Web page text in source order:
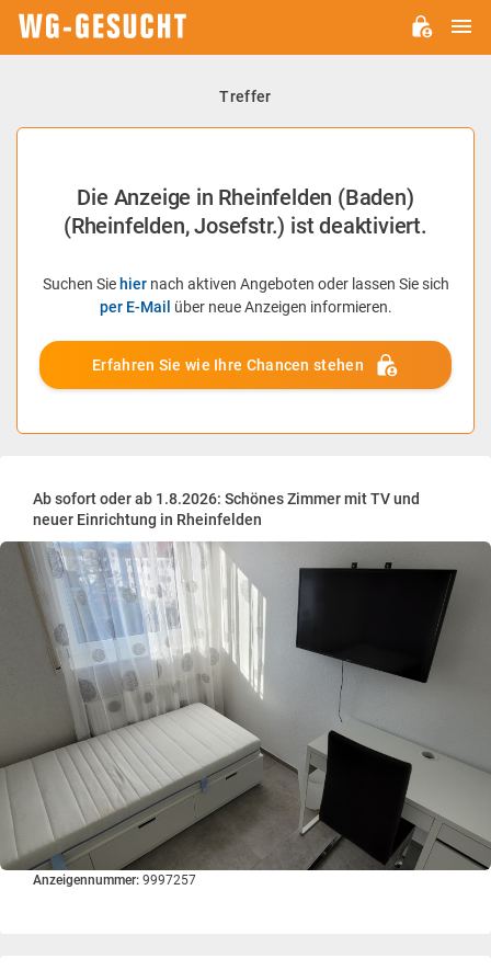
Treffer
Die Anzeige in Rheinfelden (Baden)
(Rheinfelden, Josefstr.) ist deaktiviert.
Suchen Sie hiernach aktiven Angeboten oder lassen Sie sich
per E-Mail über neue Anzeigen informieren.
Erfahren Sie wie Ihre Chancen stehen
Ab sofort oder ab 1.8.2026: Schönes Zimmer mit TV und
neuer Einrichtung in Rheinfelden
Anzeigennummer: 9997257